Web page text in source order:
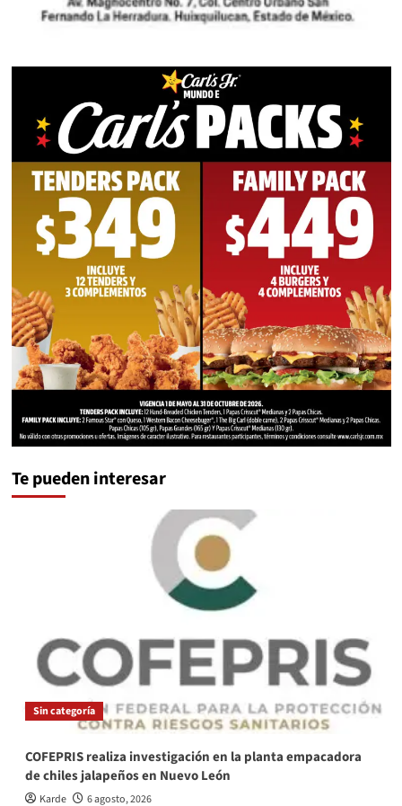
Te pueden interesar
Sin categoría
COFEPRIS realiza investigación en la planta empacadora
de chiles jalapeños en Nuevo León
Karde 6 agosto, 2026